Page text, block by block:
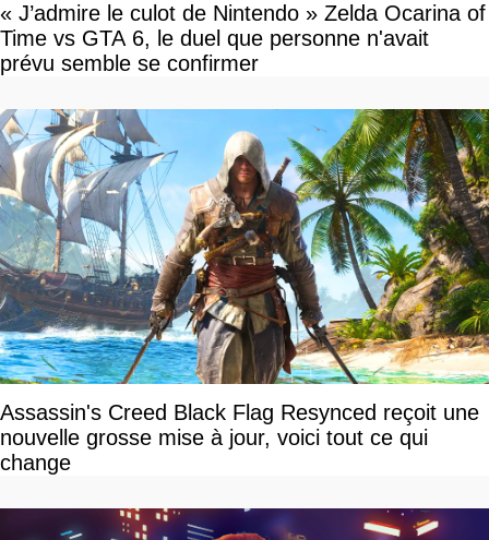
« J’admire le culot de Nintendo » Zelda Ocarina of
Time vs GTA 6, le duel que personne n'avait
prévu semble se confirmer
Assassin's Creed Black Flag Resynced reçoit une
nouvelle grosse mise à jour, voici tout ce qui
change